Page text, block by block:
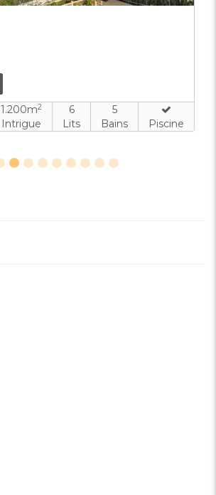
1.200m2
Intrigue
6
Lits
5
Bains
Piscine